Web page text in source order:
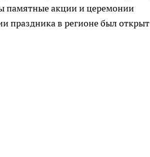
памятные акции и церемонии
праздника в регионе был открыт